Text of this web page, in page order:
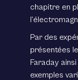
chapitre en
Par des
présentées
Faraday
exemples